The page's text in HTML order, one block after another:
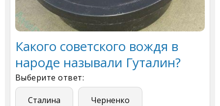
Какого советского вождя в
народе называли Гуталин?
Выберите ответ:
Сталина Черненко